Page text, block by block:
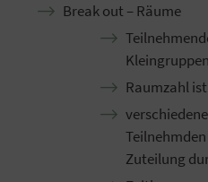
Break out – Räume
Raumzahl
Zuteilung